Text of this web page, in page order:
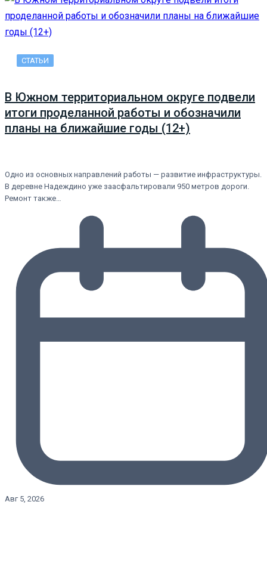
СТАТЬИ
В Южном территориальном округе подвели
итоги проделанной работы и обозначили
планы на ближайшие годы (12+)
Одно из основных направлений работы — развитие инфраструктуры.
В деревне Надеждино уже заасфальтировали 950 метров дороги.
Ремонт также…
Авг 5, 2026